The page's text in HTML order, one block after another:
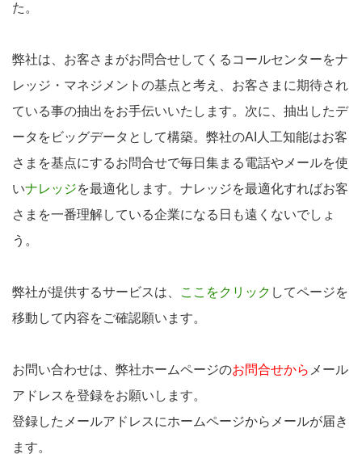
た。
弊社は、お客さまがお問合せしてくるコールセンターをナ
レッジ・マネジメントの基点と考え、お客さまに期待され
ている事の抽出をお手伝いいたします。次に、抽出したデ
ータをビッグデータとして構築。弊社のAI人工知能はお客
さまを基点にするお問合せで毎日集まる電話やメールを使
いナレッジを最適化します。ナレッジを最適化すればお客
さまを一番理解している企業になる日も遠くないでしょ
う。
弊社が提供するサービスは、 ここをクリック してページを
移動して内容をご確認願います。
お問い合わせは、弊社ホームページのお問合せから メール
アドレスを登録をお願いします。
登録したメールアドレスにホームページからメールが届き
ます。